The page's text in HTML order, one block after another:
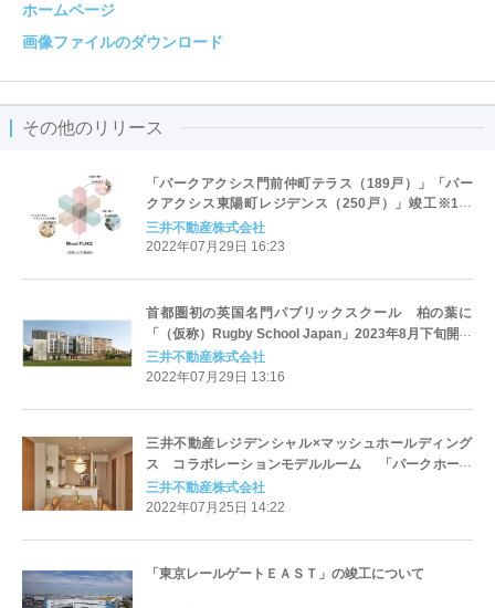
ホームページ
画像ファイルのダウンロード
その他のリリース
「パークアクシス門前仲町テラス（189戸）」「パー
クアクシス東陽町レジデンス（250戸）」竣工※1
“住まう”、“働く”、“くつろぐ”がかなう 約200㎡の共
用スペースを備えた大規模賃貸マンション
三井不動産株式会社
2022年07月29日 16:23
首都圏初の英国名門パブリックスクール 柏の葉に
「（仮称）Rugby School Japan」2023年8月下旬開校
予定
三井不動産株式会社
2022年07月29日 13:16
三井不動産レジデンシャル×マッシュホールディング
ス コラボレーションモデルルーム 「パークホーム
ズ横浜本郷台リバーサイドヴィラ」にて7/25より公開
三井不動産株式会社
2022年07月25日 14:22
「東京レールゲートＥＡＳＴ」の竣工について